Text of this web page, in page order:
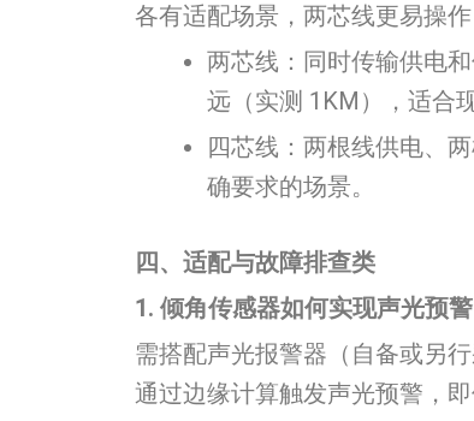
各有适配场景，两芯线更易操作
两芯线：同时传输供电
远（实测 1KM），适合
四芯线：两根线供电、
确要求的场景。
四、适配与故障排查类
1. 倾角传感器如何实现声光预警
需搭配声光报警器（自备或另
通过边缘计算触发声光预警，